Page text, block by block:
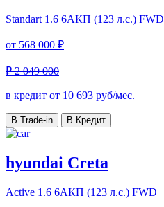
Standart 1.6 6AКП (123 л.с.) FWD
от 568 000 ₽
₽ 2 049 000
в кредит от 10 693 руб/мес.
В Trade-in В Кредит
hyundai Creta
Active 1.6 6AКП (123 л.с.) FWD